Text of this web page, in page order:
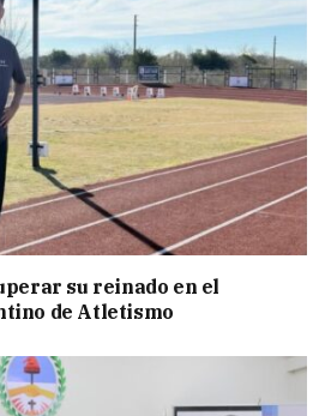
su reinado en el
de Atletismo